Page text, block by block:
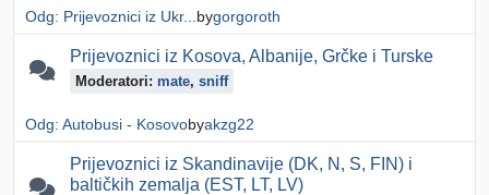
Odg: Prijevoznici iz Ukr... bygorgoroth
Prijevoznici iz Kosova, Albanije, Grčke i Turske
Moderatori: mate, sniff
Odg: Autobusi - Kosovobyakzg22
Prijevoznici iz Skandinavije (DK, N, S, FIN) i
baltičkih zemalja (EST, LT, LV)